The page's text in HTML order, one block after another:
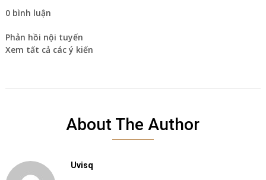
0 bình luận
Phản hồi nội tuyến
Xem tất cả các ý kiến
About The Author
Uvisq